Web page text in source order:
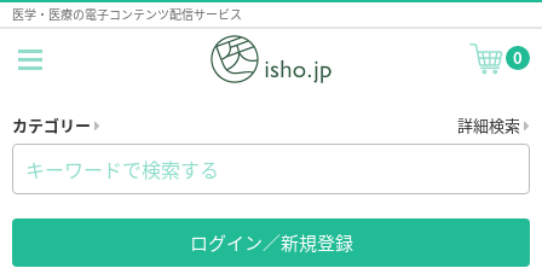
医学・医療の電子コンテンツ配信サービス
0
カテゴリー 詳細検索
ログイン／新規登録